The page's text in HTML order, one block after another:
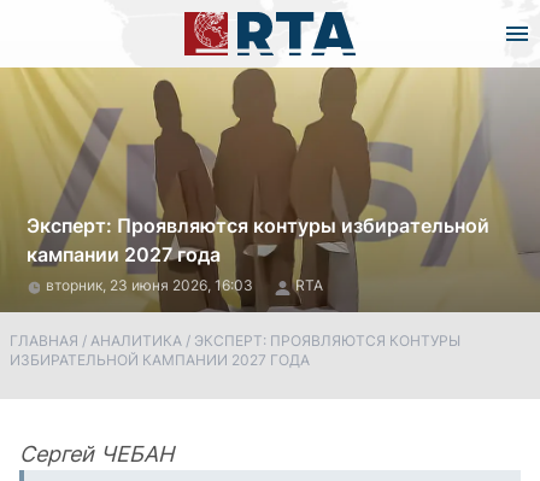
Эксперт: Проявляются контуры избирательной
кампании 2027 года
вторник, 23 июня 2026, 16:03 RTA
ГЛАВНАЯ / АНАЛИТИКА / ЭКСПЕРТ: ПРОЯВЛЯЮТСЯ КОНТУРЫ
ИЗБИРАТЕЛЬНОЙ КАМПАНИИ 2027 ГОДА
Сергей ЧЕБАН